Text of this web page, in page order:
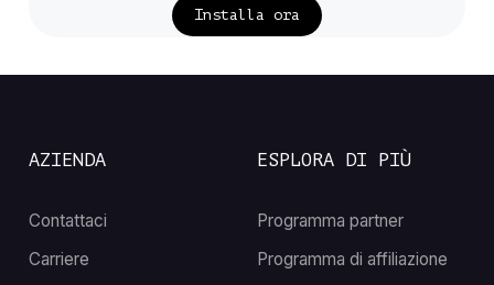
Installa ora
AZIENDA
Contattaci
Carriere
ESPLORA DI PIÙ
Programma partner
Programma di affiliazione